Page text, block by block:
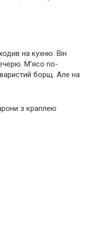
на кухню. Він
М’ясо по-
борщ. Але на
з краплею